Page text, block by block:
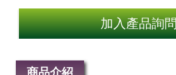
加入產品詢
商品介紹